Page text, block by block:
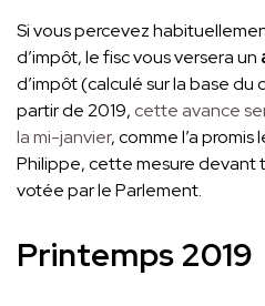
Si vous percevez
d’impôt, le fisc vous versera un
d’impôt (calculé sur la base
partir de 2019, cette avance
la mi-janvier, comme l’a promis
Philippe, cette mesure
votée par le Parlement.
Printemps 2019